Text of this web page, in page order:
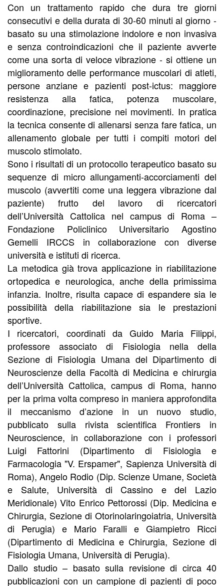
Con un trattamento rapido che dura tre giorni
consecutivi e della durata di 30-60 minuti al giorno -
basato su una stimolazione indolore e non invasiva
e senza controindicazioni che il paziente avverte
come una sorta di veloce vibrazione - si ottiene un
miglioramento delle performance muscolari di atleti,
persone anziane e pazienti post-ictus: maggiore
resistenza alla fatica, potenza muscolare,
coordinazione, precisione nei movimenti. In pratica
la tecnica consente di allenarsi senza fare fatica, un
allenamento globale per tutti i compiti motori del
muscolo stimolato.
Sono i risultati di un protocollo terapeutico basato su
sequenze di micro allungamenti-accorciamenti del
muscolo (avvertiti come una leggera vibrazione dal
paziente) frutto del lavoro di ricercatori
dell’Università Cattolica nel campus di Roma –
Fondazione Policlinico Universitario Agostino
Gemelli IRCCS in collaborazione con diverse
università e istituti di ricerca.
La metodica già trova applicazione in riabilitazione
ortopedica e neurologica, anche della primissima
infanzia. Inoltre, risulta capace di espandere sia le
possibilità della riabilitazione sia le prestazioni
sportive.
I ricercatori, coordinati da Guido Maria Filippi,
professore associato di Fisiologia nella della
Sezione di Fisiologia Umana del Dipartimento di
Neuroscienze della Facoltà di Medicina e chirurgia
dell’Università Cattolica, campus di Roma, hanno
per la prima volta compreso in maniera approfondita
il meccanismo d’azione in un nuovo studio,
pubblicato sulla rivista scientifica Frontiers in
Neuroscience, in collaborazione con i professori
Luigi Fattorini (Dipartimento di Fisiologia e
Farmacologia "V. Erspamer", Sapienza Università di
Roma), Angelo Rodio (Dip. Scienze Umane, Società
e Salute, Università di Cassino e del Lazio
Meridionale) Vito Enrico Pettorossi (Dip. Medicina e
Chirurgia, Sezione di Otorinolaringoiatria, Università
di Perugia) e Mario Faralli e Giampietro Ricci
(Dipartimento di Medicina e Chirurgia, Sezione di
Fisiologia Umana, Università di Perugia).
Dallo studio – basato sulla revisione di circa 40
pubblicazioni con un campione di pazienti di poco